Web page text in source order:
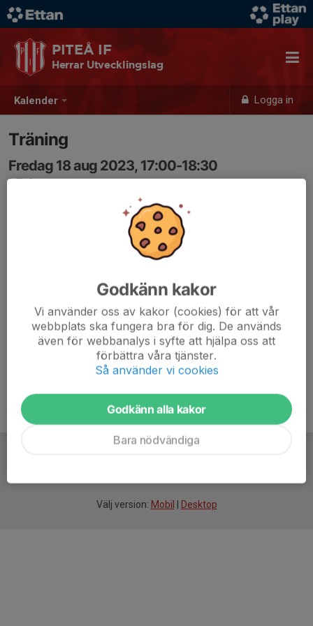
Kalender Logga in
PITEÅ IF
Herrar Utvecklingslag
Träning
Fredag 18 aug 2023, 17:00-18:30
LF Arena
Välj version: Mobil Desktop
Godkänn kakor
Vi använder oss av kakor (cookies) för att vår
webbplats ska fungera bra för dig. De används
även för webbanalys i syfte att hjälpa oss att
förbättra våra tjänster.
Så använder vi cookies
Godkänn alla kakor
Bara nödvändiga